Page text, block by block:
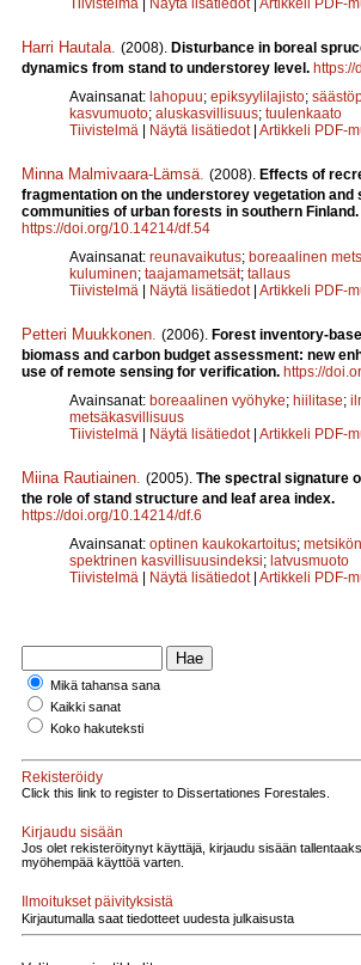
Harri Hautala (2008). Disturbance in boreal
dynamics from stand to understorey level. https://
Avainsanat: lahopuu; epiksyylilajisto;
kasvumuoto; aluskasvillisuus; tuulenkaato
Tiivistelmä | Näytä lisätiedot | Artikkeli PDF-
Minna Malmivaara-Lämsä (2008). Effects of
fragmentation on the understorey vegetation and
communities of urban forests in southern Finland.
https://doi.org/10.14214/df.54
Avainsanat: reunavaikutus; boreaalinen
kuluminen; taajamametsät; tallaus
Tiivistelmä | Näytä lisätiedot | Artikkeli PDF-
Petteri Muukkonen (2006). Forest inventory-
biomass and carbon budget assessment: new
use of remote sensing for verification. https://
Avainsanat: boreaalinen vyöhyke; hiilitase;
metsäkasvillisuus
Tiivistelmä | Näytä lisätiedot | Artikkeli PDF-
Miina Rautiainen (2005). The spectral signature
the role of stand structure and leaf area index.
https://doi.org/10.14214/df.6
Avainsanat: optinen kaukokartoitus;
spektrinen kasvillisuusindeksi; latvusmuoto
Tiivistelmä | Näytä lisätiedot | Artikkeli PDF-
Mikä tahansa sana
Kaikki sanat
Koko hakuteksti
Rekisteröidy
Click this link to register to Dissertationes Forestales.
Kirjaudu sisään
Jos olet rekisteröitynyt käyttäjä, kirjaudu sisään
myöhempää käyttöä varten.
Ilmoitukset päivityksistä
Kirjautumalla saat tiedotteet uudesta julkaisusta